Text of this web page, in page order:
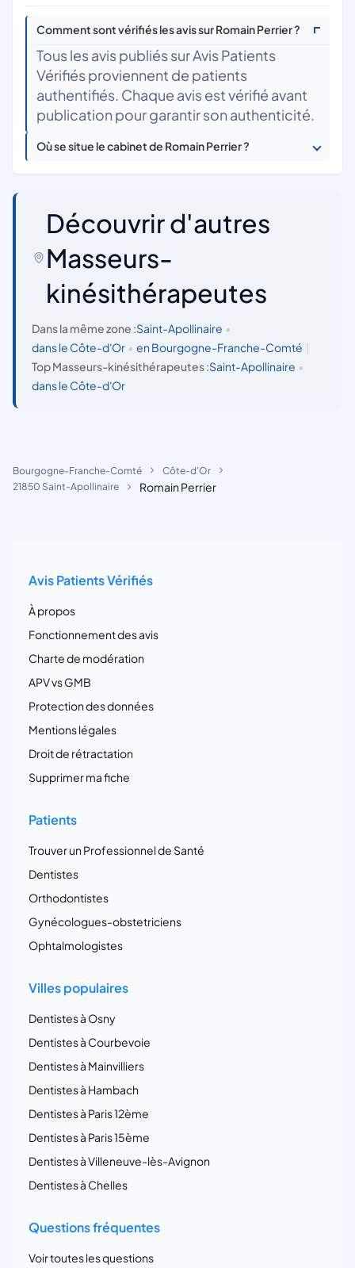
Comment sont vérifiés les avis sur Romain Perrier ?
Tous les avis publiés sur Avis Patients
Vérifiés proviennent de patients
authentifiés. Chaque avis est vérifié avant
publication pour garantir son authenticité.
Où se situe le cabinet de Romain Perrier ?
Découvrir d'autres
Masseurs-
kinésithérapeutes
Dans la même zone :Saint-Apollinaire •
dans le Côte-d'Or • en Bourgogne-Franche-Comté
Top Masseurs-kinésithérapeutes :Saint-Apollinaire •
dans le Côte-d'Or
Bourgogne-Franche-Comté
Côte-d'Or
21850 Saint-Apollinaire
Romain Perrier
Avis Patients Vérifiés
À propos
Fonctionnement des avis
Charte de modération
APV vs GMB
Protection des données
Mentions légales
Droit de rétractation
Supprimer ma fiche
Patients
Trouver un Professionnel de Santé
Dentistes
Orthodontistes
Gynécologues-obstetriciens
Ophtalmologistes
Villes populaires
Dentistes à Osny
Dentistes à Courbevoie
Dentistes à Mainvilliers
Dentistes à Hambach
Dentistes à Paris 12ème
Dentistes à Paris 15ème
Dentistes à Villeneuve-lès-Avignon
Dentistes à Chelles
Questions fréquentes
Voir toutes les questions